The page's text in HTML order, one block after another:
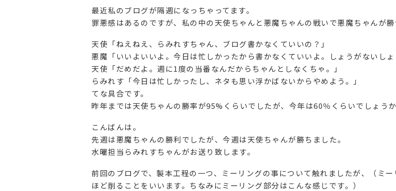
最近私のブログが隔週になっちゃってます。
罪悪感はあるのですが、私の中の天使ちゃんと悪魔ちゃんの戦いで悪魔ちゃんが勝
天使「ねえねえ、らみれすちゃん、ブログ書かなくていいの？」
悪魔「いいよいいよ。今日は忙しかったから書かなくていいよ。しょうがないしょ
天使「だめだよ。週に1度の当番なんだからちゃんとしなくちゃ。」
らみれす「今日は忙しかったし、ネタも思い浮かばないからやめよう。」
てな具合です。
昨年までは天使ちゃんの勝率が95%くらいでしたが、今年は60％くらいでしょうか
こんばんは。
先週は悪魔ちゃんの勝利でしたが、今週は天使ちゃんが勝ちました。
水曜担当らみれすちゃんがお送り致します。
前回のブログで、製本工程の一つ、ミーリングの事について触れましたが、（ミ
ほど削ることをいいます。ちなみにミーリング部分はこんな感じです。）